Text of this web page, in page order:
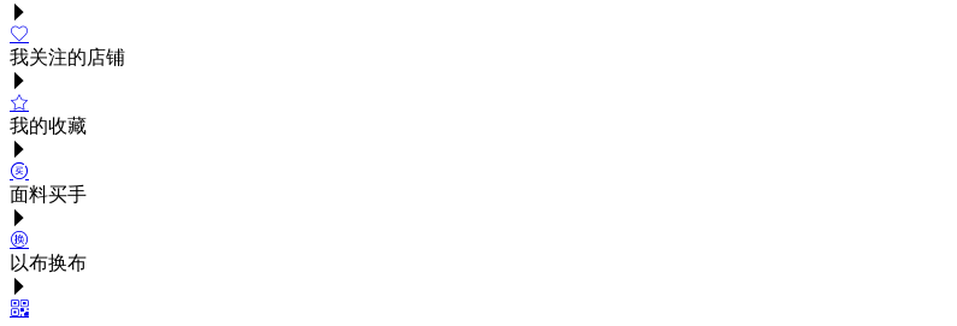
我关注的店铺
我的收藏
面料买手
以布换布